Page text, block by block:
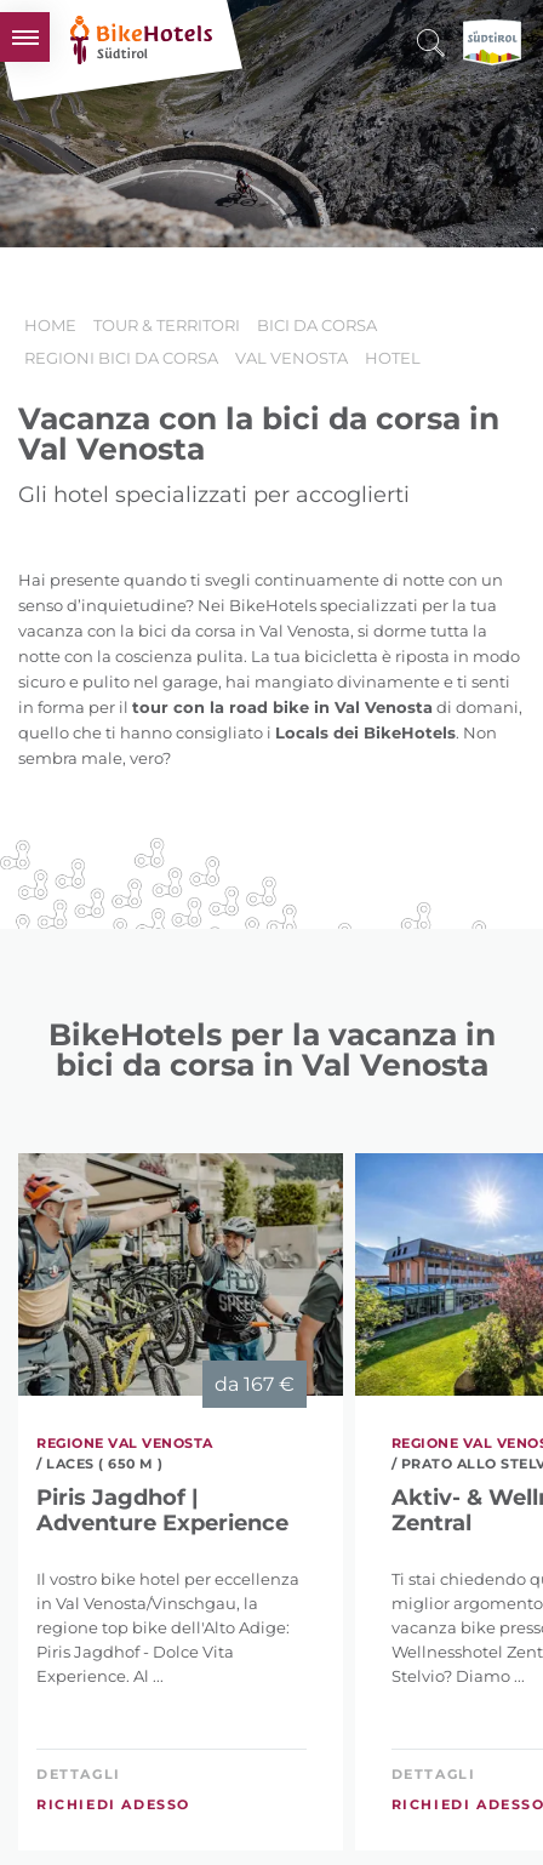
BIKEHOTELS
HOTELS & PACCHETTI
TOUR & TERRITORI
L'ALTO ADIGE & NOI
HOME TOUR & TERRITORI
BICI DA CORSA
REGIONI BICI DA CORSA
VAL VENOSTA HOTEL
Vacanza con la bici da corsa in
Val Venosta
Gli hotel specializzati per accoglierti
Hai presente quando ti svegli continuamente di notte con un
senso d’inquietudine? Nei BikeHotels specializzati per la tua
vacanza con la bici da corsa in Val Venosta, si dorme tutta la
notte con la coscienza pulita. La tua bicicletta è riposta in modo
sicuro e pulito nel garage, hai mangiato divinamente e ti senti
in forma per il tour con la road bike in Val Venosta di domani,
quello che ti hanno consigliato i Locals dei BikeHotels. Non
sembra male, vero?
BikeHotels per la vacanza in
bici da corsa in Val Venosta
da 167 €
REGIONE VAL VENOSTA
/ LACES ( 650 M )
Piris Jagdhof |
Adventure Experience
Il vostro bike hotel per eccellenza
in Val Venosta/Vinschgau, la
regione top bike dell'Alto Adige:
Piris Jagdhof - Dolce Vita
Experience. Al ...
DETTAGLI
RICHIEDI ADESSO
REGIONE VAL
/ PRATO ALLO
Aktiv- &
Zentral
Ti stai chiedendo
miglior
vacanza bike
Wellnesshotel
Stelvio? Diamo ...
DETTAGLI
RICHIEDI